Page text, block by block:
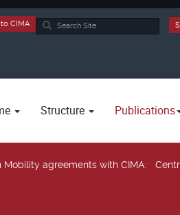
Search
CIMA
Structure Publications
Mobility agreements with CIMA: